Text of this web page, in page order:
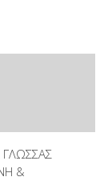
ΓΛΩΣΣΑΣ
&